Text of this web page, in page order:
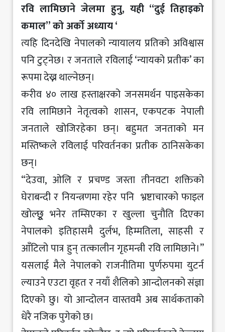
रवि लामिछाने जेलमा हुनु, यही “दुई तिहाइको
कमाल” को अर्को अध्याय ‘
त्यहि दिनदेखि नेपालको न्यायालय प्रतिको अविश्वास
पनि टुट्नेछ। र जनताले रविलाई ‘न्यायको प्रतीक’ का
रूपमा देख्न थाल्नेछन्।
करीव ४० लाख हस्ताक्षरको जनसमर्थन पाइसकेका
रवि लामिछाने नेतृत्वको शासन, एकपटक नेपाली
जनताले खोजिरहेका छन्। बहुमत जनताको मन
मस्तिष्कले रविलाई परिवर्तनका प्रतीक ठानिसकेका
छन्।
“देउवा, ओलि र प्रचण्ड जस्ता तीनवटा शक्तिको
घेराबन्दी र नियन्त्रणमा रहेर पनि भ्रष्टाचारको फाइल
खोल्छुू भनेर तम्सिएका र खुल्ला चुनौति दिएका
नेपालको इतिहासमै दुर्लभ, हिम्मतिला, साहसी र
आँटिलो पात्र हुन् तत्कालीन गृहमन्त्री रवि लामिछाने।”
यसलाई मैले नेपालको राजनीतिमा पुर्णरुपमा युटर्न
ल्याउने एउटा वृहत र नयाँ शैलिको आन्दोलनको संज्ञा
दिएको छु। यो आन्दोलन वास्तवमै अब सार्थकताको
धेरै नजिक पुगेको छ।